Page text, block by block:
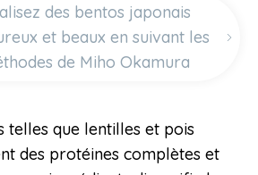
des bentos japonais
et beaux en suivant les
de Miho Okamura
telles que lentilles et pois
des protéines complètes et